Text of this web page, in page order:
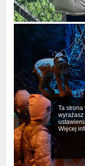
Ta
Więcej